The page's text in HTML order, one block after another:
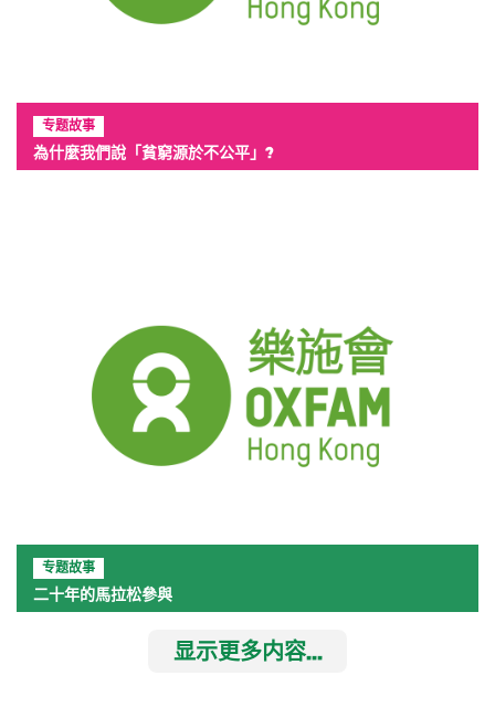
专题故事
為什麼我們說「貧窮源於不公平」?
专题故事
二十年的馬拉松參與
显示更多内容...